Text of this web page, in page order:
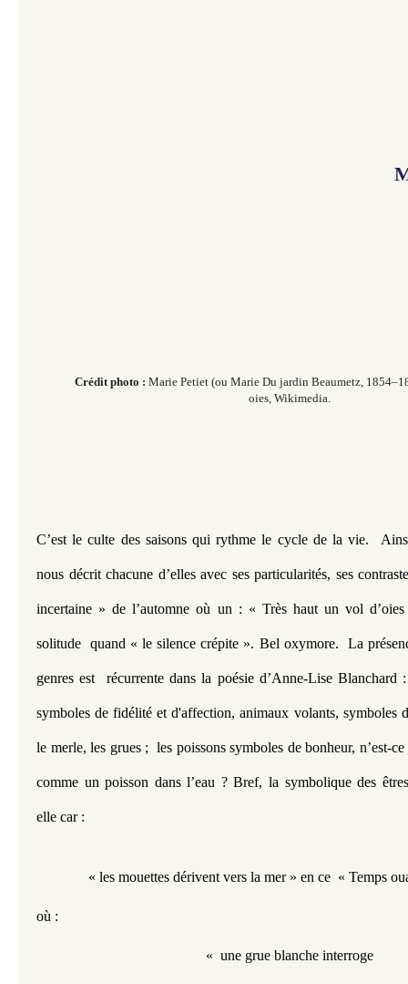
Crédit photo : Marie Petiet (ou Marie Du jardin Beaumetz,
oies, Wikimedia.
C’est le culte des saisons qui rythme le cycle de la vie.
nous décrit chacune d’elles avec ses particularités, ses
incertaine » de l’automne où un : « Très haut un vol d’oies
solitude  quand « le silence crépite ». Bel oxymore.  La
genres est  récurrente dans la poésie d’Anne-Lise Blanchard
symboles de fidélité et d'affection, animaux volants, symboles
le merle, les grues ;  les poissons symboles de bonheur, n’est-
comme un poisson dans l’eau ? Bref, la symbolique des
elle car :
« les mouettes dérivent vers la mer » en ce  « Temps
où :
«  une grue blanche interroge